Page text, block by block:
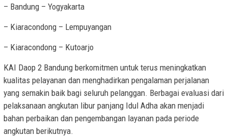
– Bandung – Yogyakarta
– Kiaracondong – Lempuyangan
– Kiaracondong – Kutoarjo
KAI Daop 2 Bandung berkomitmen untuk terus meningkatkan
kualitas pelayanan dan menghadirkan pengalaman perjalanan
yang semakin baik bagi seluruh pelanggan. Berbagai evaluasi dari
pelaksanaan angkutan libur panjang Idul Adha akan menjadi
bahan perbaikan dan pengembangan layanan pada periode
angkutan berikutnya.